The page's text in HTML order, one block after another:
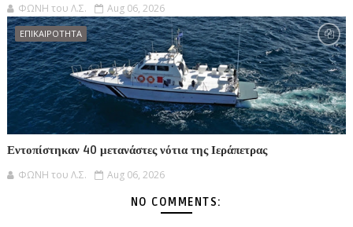
ΦΩΝΗ του Λ.Σ. Aug 06, 2026
ΕΠΙΚΑΙΡΟΤΗΤΑ
Εντοπίστηκαν 40 μετανάστες νότια της Ιεράπετρας
ΦΩΝΗ του Λ.Σ. Aug 06, 2026
NO COMMENTS: